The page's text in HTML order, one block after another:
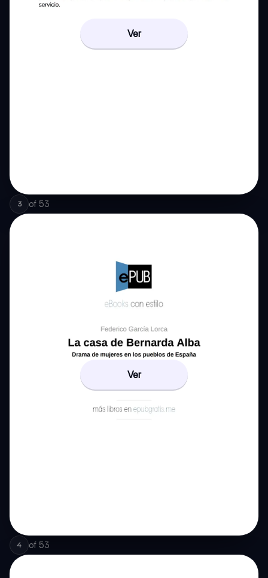
Ver
3 of 53
Ver
4 of 53